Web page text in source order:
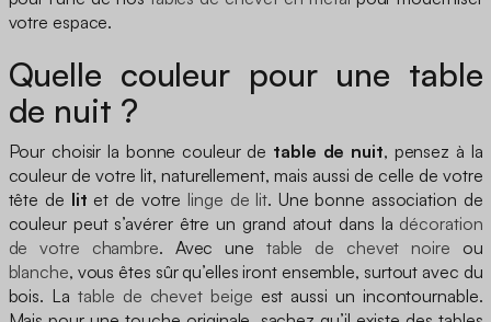
votre espace.
Quelle couleur pour une table
de nuit ?
Pour choisir la bonne couleur de table de nuit, pensez à la
couleur de votre lit, naturellement, mais aussi de celle de votre
tête de lit et de votre linge de lit. Une bonne association de
couleur peut s’avérer être un grand atout dans la décoration
de votre chambre. Avec une table de chevet noire ou
blanche, vous êtes sûr qu’elles iront ensemble, surtout avec du
bois. Latable de chevet beige est aussi un incontournable.